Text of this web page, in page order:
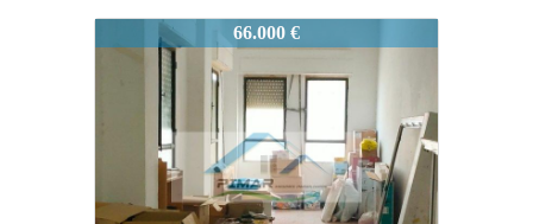
66.000 €
1498PM